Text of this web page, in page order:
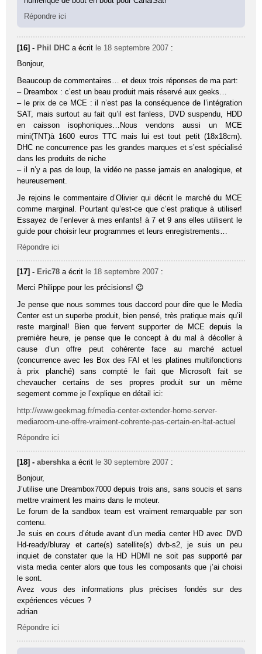
Répondre ici
[16] - Phil DHC a écrit le 18 septembre 2007 :
Bonjour,
Beaucoup de commentaires… et deux trois réponses de ma part:
– Dreambox : c’est un beau produit mais réservé aux geeks…
– le prix de ce MCE : il n’est pas la conséquence de l’intégration
SAT, mais surtout au fait qu’il est fanless, DVD suspendu, HDD
en caisson isophoniques…Nous vendons aussi un MCE
mini(TNT)à 1600 euros TTC mais lui est tout petit (18x18cm).
DHC ne concurrence pas les grandes marques et s’est spécialisé
dans les produits de niche
– il n’y a pas de loup, la vidéo ne passe jamais en analogique, et
heureusement.
Je rejoins le commentaire d’Olivier qui décrit le marché du MCE
comme marginal. Pourtant qu’est-ce que c’est pratique à utiliser!
Essayez de l’enlever à mes enfants! à 7 et 9 ans elles utilisent le
guide pour choisir leur programmes et leurs enregistrements…
Répondre ici
[17] - Eric78 a écrit le 18 septembre 2007 :
Merci Philippe pour les précisions! 😉
Je pense que nous sommes tous daccord pour dire que le Media
Center est un superbe produit, bien pensé, très pratique mais qu’il
reste marginal! Bien que fervent supporter de MCE depuis la
première heure, je pense que le concept à du mal à décoller à
cause d’un offre peut cohérente face au marché actuel
(concurrence avec les Box des FAI et les platines multifonctions
à prix planché) sans compté le fait que Microsoft fait se
chevaucher certains de ses propres produit sur un même
segement comme je l’explique en détail ici:
http://www.geekmag.fr/media-center-extender-home-server-
mediaroom-une-offre-vraiment-cohrente-pas-certain-en-ltat-actuel
Répondre ici
[18] -abershka a écrit le 30 septembre 2007 :
Bonjour,
J’utilise une Dreambox7000 depuis trois ans, sans soucis et sans
mettre vraiment les mains dans le moteur.
Le forum de la sandbox team est vraiment remarquable par son
contenu.
Je suis en cours d’étude avant d’un media center HD avec DVD
Hd-ready/bluray et carte(s) satellite(s) dvb-s2, je suis un peu
inquiet de constater que la HD HDMI ne soit pas supporté par
vista media center alors que tous les composants que j’ai choisi
le sont.
Avez vous des informations plus précises fondés sur des
expériences vécues ?
adrian
Répondre ici